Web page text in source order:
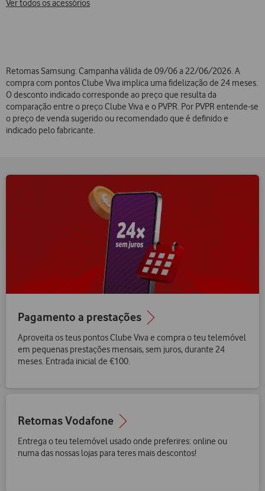
Ver todos os acessórios
Retomas Samsung: Campanha válida de 09/06 a 22/06/2026. A
compra com pontos Clube Viva implica uma fidelização de 24 meses.
O desconto indicado corresponde ao preço que resulta da
comparação entre o preço Clube Viva e o PVPR. Por PVPR entende-se
o preço de venda sugerido ou recomendado que é definido e
indicado pelo fabricante.
Pagamento a prestações
Aproveita os teus pontos Clube Viva e compra o teu telemóvel
em pequenas prestações mensais, sem juros, durante 24
meses. Entrada inicial de €100.
Retomas Vodafone
Entrega o teu telemóvel usado onde preferires: online ou
numa das nossas lojas para teres mais descontos!